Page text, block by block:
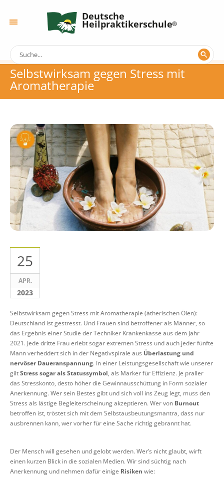
Deutsche
Heilpraktikerschule
Selbstwirksam gegen Stress mit
Aromatherapie
25
APR.
2023
Selbstwirksam gegen Stress mit Aromatherapie (ätherischen Ölen):
Deutschland ist gestresst. Und Frauen sind betroffener als Männer, so
das Ergebnis einer Studie der Techniker Krankenkasse aus dem Jahr
2021. Jede dritte Frau erlebt sogar extremen Stress und auch jeder fünfte
Mann verheddert sich in der Negativspirale aus Überlastung und
nervöser Daueranspannung. In einer Leistungsgesellschaft wie unserer
giltStress sogar als Statussymbol, als Marker für Effizienz. Je praller
das Stresskonto, desto höher die Gewinnausschüttung in Form sozialer
Anerkennung. Wer sein Bestes gibt und sich voll ins Zeug legt, muss den
Stress als lästige Begleiterscheinung akzeptieren. Wer von Burnout
betroffen ist, tröstet sich mit dem Selbstausbeutungsmantra, dass nur
ausbrennen kann, wer vorher für eine Sache richtig gebrannt hat.
Der Mensch will gesehen und gelobt werden. Wer’s nicht glaubt, wirft
einen kurzen Blick in die sozialen Medien. Wir sind süchtig nach
Anerkennung und nehmen dafür einige Risiken wie: